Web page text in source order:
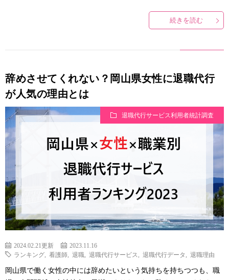
続きを読む
辞めさせてくれない？岡山県女性に退職代行
が人気の理由とは
退職代行サービス利用者統計調査
2024.02.21更新
2023.11.16
ランキング
看護師 退職 退職代行サービス 退職代行データ 退職理由
岡山県で働く女性の中には辞めたいという気持ちを持ちつつも、職